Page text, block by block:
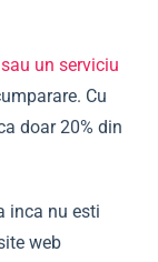
un serviciu
Cu
doar 20% din
inca nu esti
web